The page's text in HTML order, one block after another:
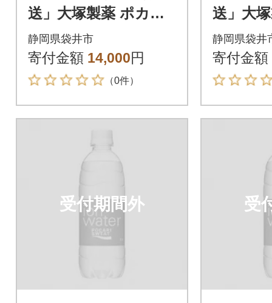
送」大塚製薬 ポカリ
スエット 500ml×24本
静岡県袋井市
寄付金額 14,000円
（0件）
送」大
スエッ
静岡県袋井
寄付金額
受付期間外 受